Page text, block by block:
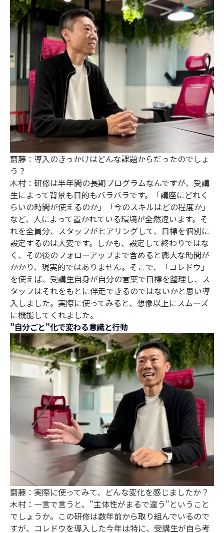
齋藤：導入のきっかけはどんな課題からだったのでしょ
う？
木村：研修は半年間の長期プログラムなんですが、受講
生によって背景も目的もバラバラです。「講座にどれく
らいの時間が使えるのか」「今のスキルはどの程度か」
など、人によって置かれている環境が全然違います。そ
れを全員分、スタッフがヒアリングして、目標を個別に
設定するのは大変です。しかも、設定して終わりではな
く、その後のフォローアップまで含めると膨大な時間が
かかり、現実的ではありません。そこで、「コレドウ」
を使えば、受講生自身が自分の言葉で目標を整理し、ス
タッフはそれをもとに伴走できるのではないかと思い導
入しました。実際に使ってみると、想像以上にスムーズ
に機能してくれました。
"自分ごと"化で変わる意識と行動
齋藤：実際に使ってみて、どんな変化を感じましたか？
木村：一言で言うと、"主体性がまるで違う"ということ
でしょうか。この研修は数年前から取り組んでいるので
すが、コレドウを導入した今年は特に、受講生が自ら考